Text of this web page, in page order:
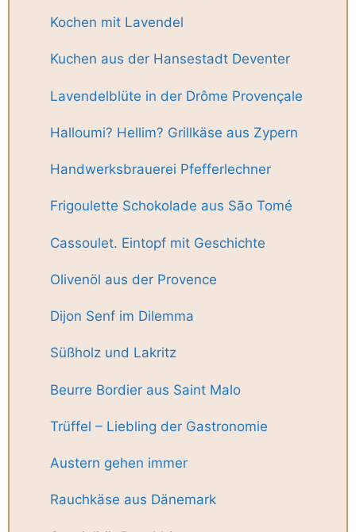
Kochen mit Lavendel
Kuchen aus der Hansestadt Deventer
Lavendelblüte in der Drôme Provençale
Halloumi? Hellim? Grillkäse aus Zypern
Handwerksbrauerei Pfefferlechner
Frigoulette Schokolade aus São Tomé
Cassoulet. Eintopf mit Geschichte
Olivenöl aus der Provence
Dijon Senf im Dilemma
Süßholz und Lakritz
Beurre Bordier aus Saint Malo
Trüffel – Liebling der Gastronomie
Austern gehen immer
Rauchkäse aus Dänemark